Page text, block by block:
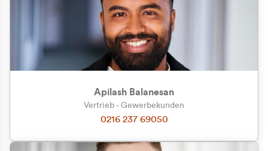
Apilash Balanesan
Vertrieb - Gewerbekunden
0216 237 69050